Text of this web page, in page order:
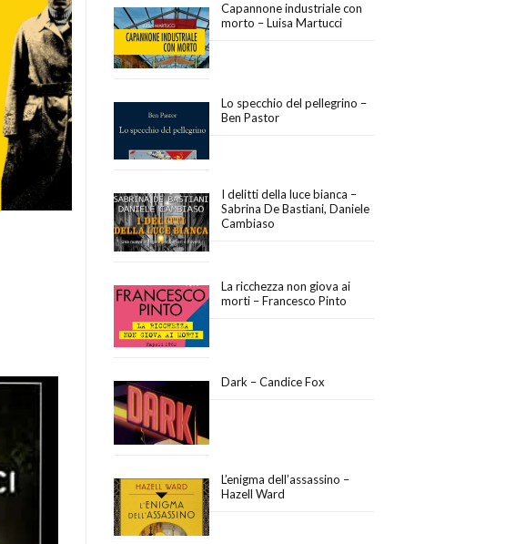
Capannone industriale con
morto – Luisa Martucci
Lo specchio del pellegrino –
Ben Pastor
I delitti della luce bianca –
Sabrina De Bastiani, Daniele
Cambiaso
La ricchezza non giova ai
morti – Francesco Pinto
Dark – Candice Fox
L’enigma dell’assassino –
Hazell Ward